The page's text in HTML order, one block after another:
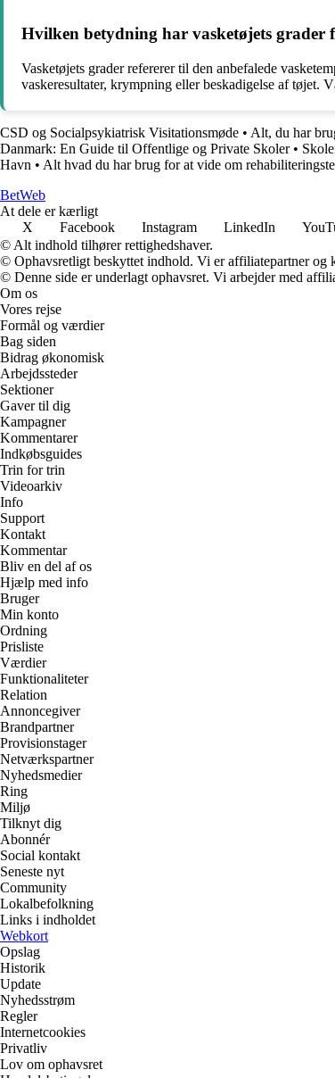
Hvilken betydning har vasketøjets grader
Vasketøjets grader refererer til den anbefalede
vaskeresultater, krympning eller beskadigelse af tøjet.
CSD og Socialpsykiatrisk Visitationsmøde • Alt, du har
Danmark: En Guide til Offentlige og Private Skoler•
Havn • Alt hvad du har brug for at vide om
BetWeb
At dele er kærligt
X
Facebook Instagram LinkedIn
© Alt indhold tilhører rettighedshaver.
© Ophavsretligt beskyttet indhold. Vi er affiliatepartner og
© Denne side er underlagt ophavsret. Vi arbejder med
Om os
Vores rejse
Formål og værdier
Bag siden
Bidrag økonomisk
Arbejdssteder
Sektioner
Gaver til dig
Kampagner
Kommentarer
Indkøbsguides
Trin for trin
Videoarkiv
Info
Support
Kontakt
Kommentar
Bliv en del af os
Hjælp med info
Bruger
Min konto
Ordning
Prisliste
Værdier
Funktionaliteter
Relation
Annoncegiver
Brandpartner
Provisionstager
Netværkspartner
Nyhedsmedier
Ring
Miljø
Tilknyt dig
Abonnér
Social kontakt
Seneste nyt
Community
Lokalbefolkning
Links i indholdet
Webkort
Opslag
Historik
Update
Nyhedsstrøm
Regler
Internetcookies
Privatliv
Lov om ophavsret